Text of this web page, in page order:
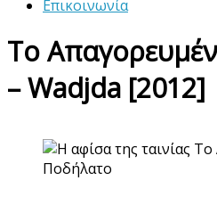
Επικοινωνία
Το
– Wadjda [2012]